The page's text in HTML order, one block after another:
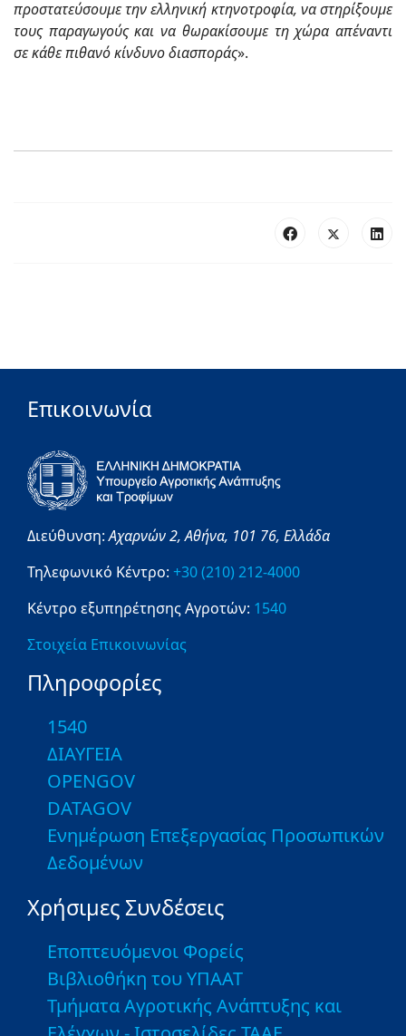
προστατεύσουμε την ελληνική κτηνοτροφία, να στηρίξουμε
τους παραγωγούς και να θωρακίσουμε τη χώρα απέναντι
σε κάθε πιθανό κίνδυνο διασποράς».
Επικοινωνία
Διεύθυνση:Αχαρνών 2,Αθήνα, 101 76, Ελλάδα
Τηλεφωνικό Κέντρο: +30 (210) 212-4000
Κέντρο εξυπηρέτησης Αγροτών: 1540
Στοιχεία Επικοινωνίας
Πληροφορίες
1540
ΔΙΑΥΓΕΙΑ
OPENGOV
DATAGOV
Ενημέρωση Επεξεργασίας Προσωπικών
Δεδομένων
Χρήσιμες Συνδέσεις
Εποπτευόμενοι Φορείς
Βιβλιοθήκη του ΥΠΑΑΤ
Τμήματα Αγροτικής Ανάπτυξης και